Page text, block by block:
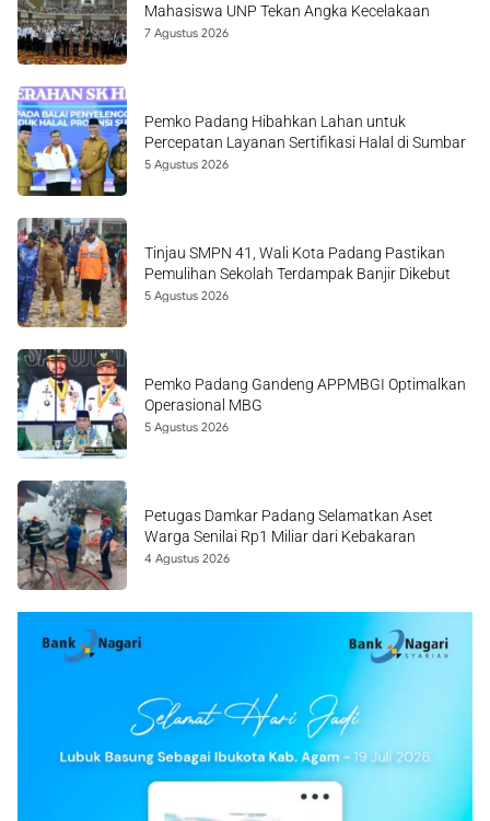
Mahasiswa UNP Tekan Angka Kecelakaan
7 Agustus 2026
Pemko Padang Hibahkan Lahan untuk
Percepatan Layanan Sertifikasi Halal di Sumbar
5 Agustus 2026
Tinjau SMPN 41, Wali Kota Padang Pastikan
Pemulihan Sekolah Terdampak Banjir Dikebut
5 Agustus 2026
Pemko Padang Gandeng APPMBGI Optimalkan
Operasional MBG
5 Agustus 2026
Petugas Damkar Padang Selamatkan Aset
Warga Senilai Rp1 Miliar dari Kebakaran
4 Agustus 2026